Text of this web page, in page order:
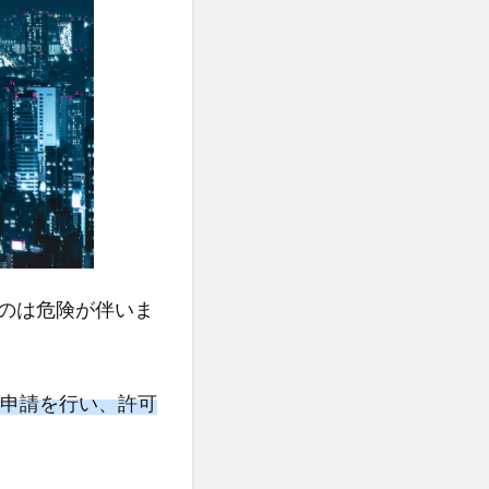
は危険が伴いま
請を行い、許可